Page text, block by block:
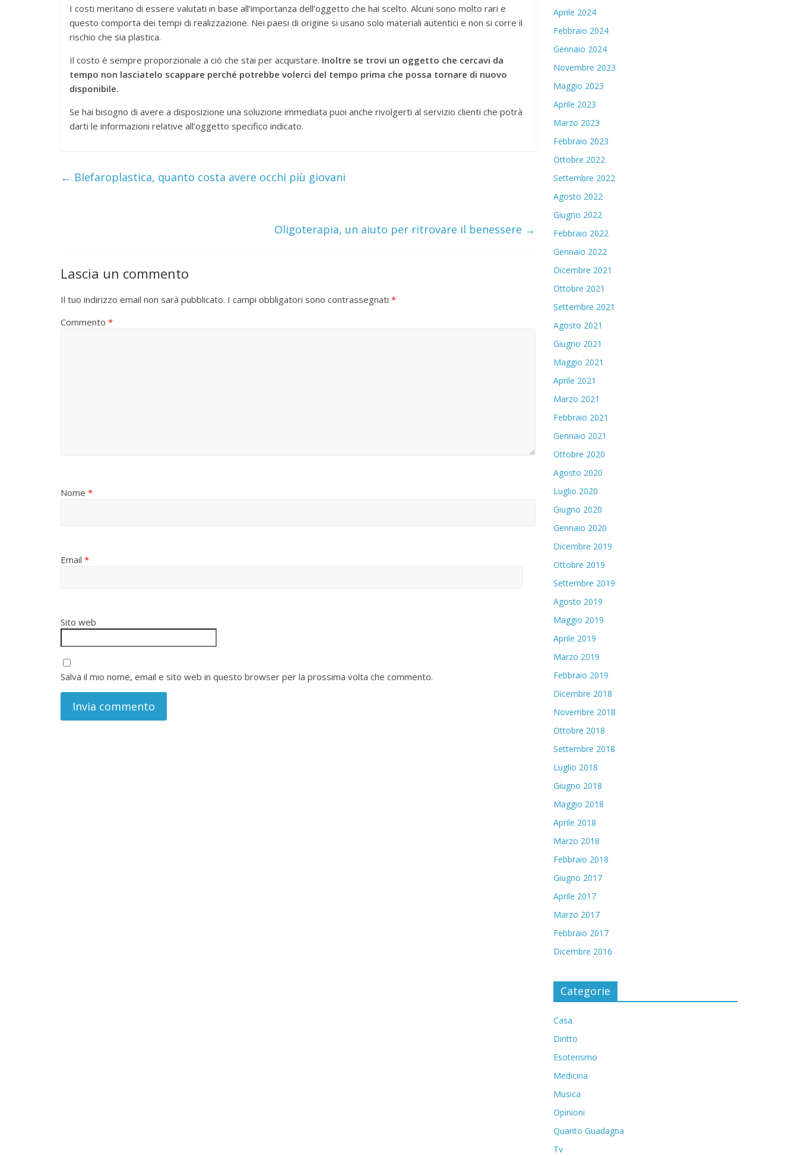
I costi meritano di essere valutati in base all’importanza dell’oggetto che hai scelto. Alcuni sono molto rari e
questo comporta dei tempi di realizzazione. Nei paesi di origine si usano solo materiali autentici e non si corre il
rischio che sia plastica.
Il costo è sempre proporzionale a ciò che stai per acquistare. Inoltre se trovi un oggetto che cercavi da
tempo non lasciatelo scappare perché potrebbe volerci del tempo prima che possa tornare di nuovo
disponibile.
Se hai bisogno di avere a disposizione una soluzione immediata puoi anche rivolgerti al servizio clienti che potrà
darti le informazioni relative all’oggetto specifico indicato.
← Blefaroplastica, quanto costa avere occhi più giovani
Oligoterapia, un aiuto per ritrovare il benessere →
Lascia un commento
Il tuo indirizzo email non sarà pubblicato. I campi obbligatori sono contrassegnati *
Commento *
Nome *
Email *
Sito web
Salva il mio nome, email e sito web in questo browser per la prossima volta che commento.
Aprile 2024
Febbraio 2024
Gennaio 2024
Novembre 2023
Maggio 2023
Aprile 2023
Marzo 2023
Febbraio 2023
Ottobre 2022
Settembre 2022
Agosto 2022
Giugno 2022
Febbraio 2022
Gennaio 2022
Dicembre 2021
Ottobre 2021
Settembre 2021
Agosto 2021
Giugno 2021
Maggio 2021
Aprile 2021
Marzo 2021
Febbraio 2021
Gennaio 2021
Ottobre 2020
Agosto 2020
Luglio 2020
Giugno 2020
Gennaio 2020
Dicembre 2019
Ottobre 2019
Settembre 2019
Agosto 2019
Maggio 2019
Aprile 2019
Marzo 2019
Febbraio 2019
Dicembre 2018
Novembre 2018
Ottobre 2018
Settembre 2018
Luglio 2018
Giugno 2018
Maggio 2018
Aprile 2018
Marzo 2018
Febbraio 2018
Giugno 2017
Aprile 2017
Marzo 2017
Febbraio 2017
Dicembre 2016
Categorie
Casa
Diritto
Esoterismo
Medicina
Musica
Opinioni
Quanto Guadagna
Tv